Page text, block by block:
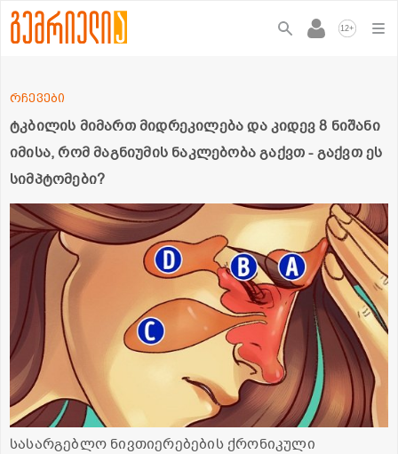
12+
ტკბილის მიმართ მიდრეკილება და კიდევ 8 ნიშანი
იმისა, რომ მაგნიუმის ნაკლებობა გაქვთ - გაქვთ ეს
სიმპტომები?
რჩევები
სასარგებლო ნივთიერებების ქრონიკული